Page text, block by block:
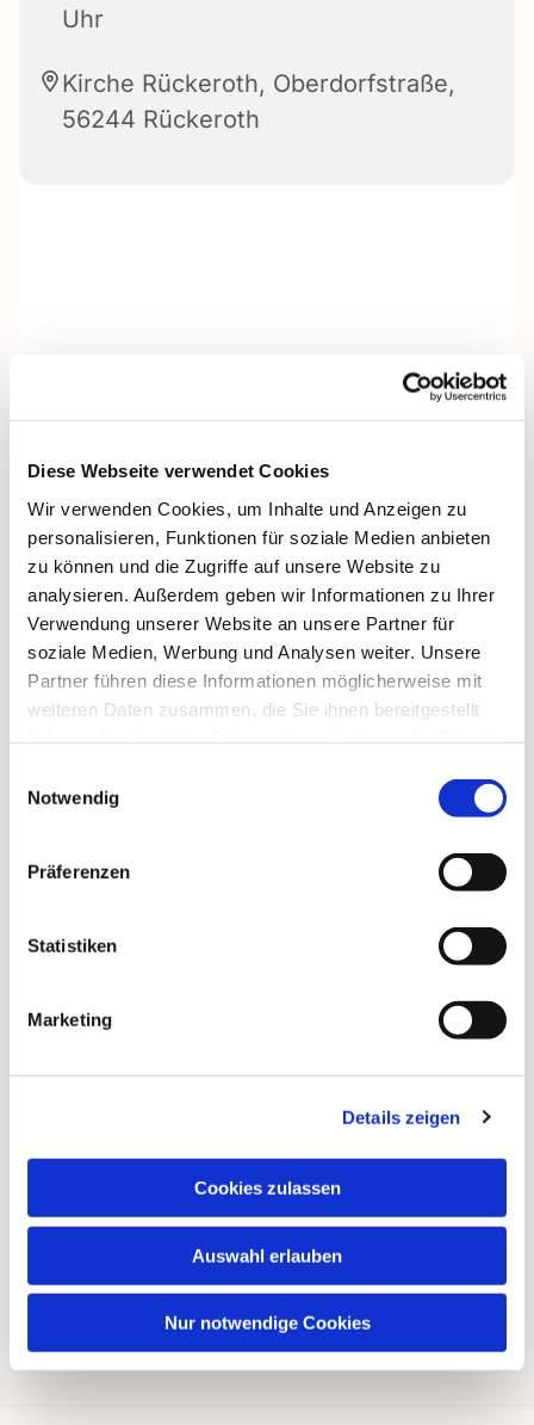
Diese Webseite verwendet Cookies
Wir verwenden Cookies, um Inhalte und Anzeigen zu
personalisieren, Funktionen für soziale Medien anbieten
zu können und die Zugriffe auf unsere Website zu
analysieren. Außerdem geben wir Informationen zu Ihrer
Verwendung unserer Website an unsere Partner für
soziale Medien, Werbung und Analysen weiter. Unsere
Partner führen diese Informationen möglicherweise mit
weiteren Daten zusammen, die Sie ihnen bereitgestellt
Notwendig
Präferenzen
Statistiken
Marketing
Details zeigen
Cookies zulassen
Auswahl erlauben
Nur notwendige Cookies
Uhr
Kirche Rückeroth, Oberdorfstraße,
56244 Rückeroth
Dies könnte Sie auch